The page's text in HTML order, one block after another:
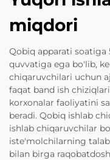
miqdori
Qobiq apparati
quvvatiga ega bo'lib,
chiqaruvchilari uchun
faqat band ish
korxonalar faoliyatini
beradi. Qobiq ishlab
ishlab chiqaruvchilar
iste'molchilarning
bilan birga